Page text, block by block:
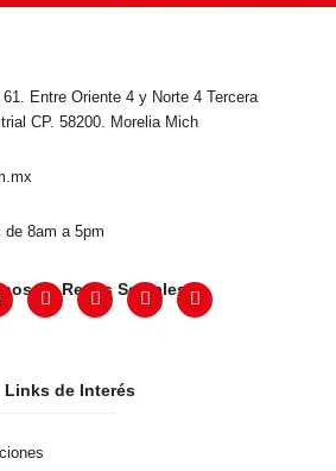
Entre Oriente 4 y Norte 4 Tercera
CP. 58200. Morelia Mich
de 8am a 5pm
en Redes Sociales
Links de Interés